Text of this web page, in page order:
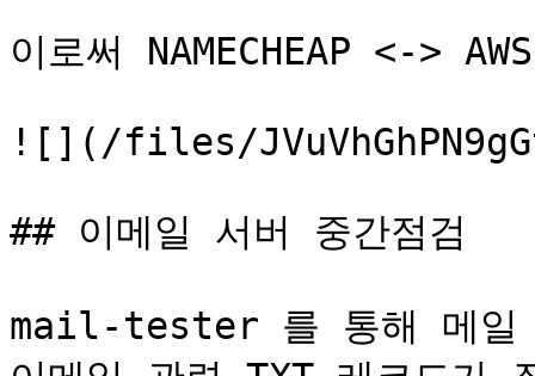
이로써 NAMECHEAP <->
![](/files/
## 이메일 서버 중간점검
mail-tester 를 통해 메일